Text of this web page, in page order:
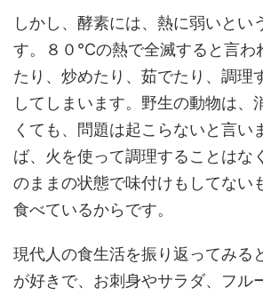
しかし、酵素には、熱に弱いとい
す。８０℃の熱で全滅すると言わ
たり、炒めたり、茹でたり、調理
してしまいます。野生の動物は、
くても、問題は起こらないと言い
ば、火を使って調理することはな
のままの状態で味付けもしてない
食べているからです。
現代人の食生活を振り返ってみる
が好きで、お刺身やサラダ、フル